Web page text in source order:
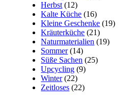
Herbst (12)
Kalte Küche (16)
Kleine Geschenke (19)
Kräuterküche (21)
Naturmaterialien (19)
Sommer(14)
Süße Sachen (25)
Upcycling (9)
Winter(22)
Zeitloses (22)